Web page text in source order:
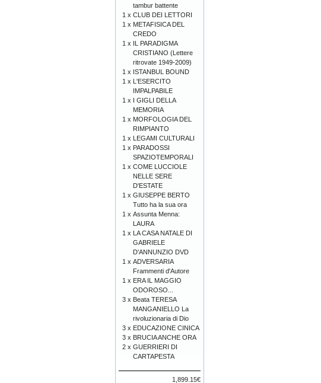
tambur battente
1 x CLUB DEI LETTORI
1 x METAFISICA DEL
CREDO
1 x IL PARADIGMA
CRISTIANO (Lettere
ritrovate 1949-2009)
1 x ISTANBUL BOUND
1 x L'ESERCITO
IMPALPABILE
1 x I GIGLI DELLA
MEMORIA
1 x MORFOLOGIA DEL
RIMPIANTO
1 x LEGAMI CULTURALI
1 x PARADOSSI
SPAZIOTEMPORALI
1 x COME LUCCIOLE
NELLE SERE
D'ESTATE
1 x GIUSEPPE BERTO
Tutto ha la sua ora
1 x Assunta Menna:
LAURA
1 x LA CASA NATALE DI
GABRIELE
D'ANNUNZIO DVD
1 x ADVERSARIA
Frammenti d'Autore
1 x ERA IL MAGGIO
ODOROSO...
3 x Beata TERESA
MANGANIELLO La
rivoluzionaria di Dio
3 x EDUCAZIONE CINICA
3 x BRUCIA ANCHE ORA
2 x GUERRIERI DI
CARTAPESTA
1,899.15€